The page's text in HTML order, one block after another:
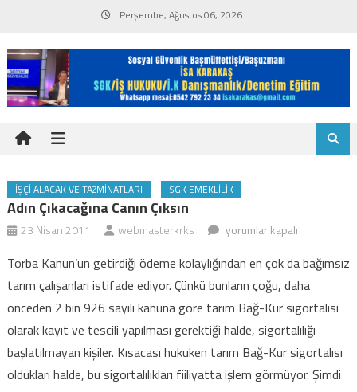
content
Perşembe, Ağustos 06, 2026
İŞÇI ALACAK VE TAZMINATLARI SGK EMEKLILIK
Adın Çıkacağına Canın Çıksın
23 Nisan 2011 webmasterkrks
Adın
canın
çıksın
için
yorumlar kapalı
Torba Kanun’un getirdiği ödeme kolaylığından en çok da bağımsız
tarım çalışanları istifade ediyor. Çünkü bunların çoğu, daha
önceden 2 bin 926 sayılı kanuna göre tarım Bağ-Kur sigortalısı
olarak kayıt ve tescili yapılması gerektiği halde, sigortalılığı
başlatılmayan kişiler. Kısacası hukuken tarım Bağ-Kur sigortalısı
oldukları halde, bu sigortalılıkları fiiliyatta işlem görmüyor. Şimdi